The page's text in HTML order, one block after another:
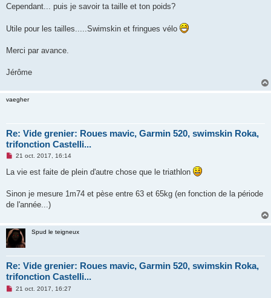
g
e
o
n
u
Cependant... puis je savoir ta taille et ton poids?
Utile pour les tailles.....Swimskin et fringues vélo
Merci par avance.
Jérôme
vaegher
Re: Vide grenier: Roues mavic, Garmin 520, swimskin Roka,
trifonction Castelli...
M
s
g
n
l
u
21 oct. 2017, 16:14
La vie est faite de plein d'autre chose que le triathlon
Sinon je mesure 1m74 et pèse entre 63 et 65kg (en fonction de la période
de l'année...)
Spud le teigneux
Re: Vide grenier: Roues mavic, Garmin 520, swimskin Roka,
trifonction Castelli...
M21 oct. 2017, 16:27